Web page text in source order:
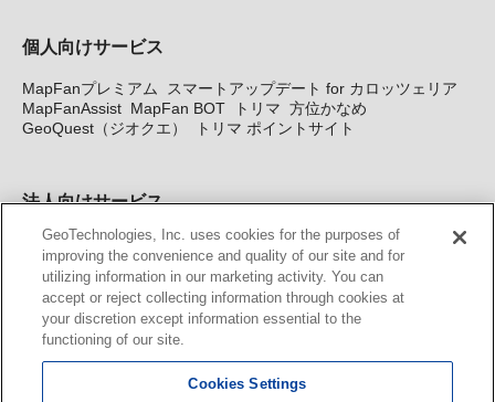
個人向けサービス
MapFanプレミアム
スマートアップデート for カロッツェリア
MapFanAssist MapFan BOT トリマ 方位かなめ
GeoQuest（ジオクエ）
トリマ ポイントサイト
法人向けサービス
法人向け地図・位置情報サービス WEBサイト・システム向け地
図API Windows PC向け地図開発キット MapFan DB 住所確認
サービス
MAP WORLD+ トリマ広告 Geo-Research
カーナビ地図更新サービス
GeoTechnologies, Inc. uses cookies for the purposes of
improving the convenience and quality of our site and for
utilizing information in our marketing activity. You can
accept or reject collecting information through cookies at
your discretion except information essential to the
functioning of our site.
Cookies Settings